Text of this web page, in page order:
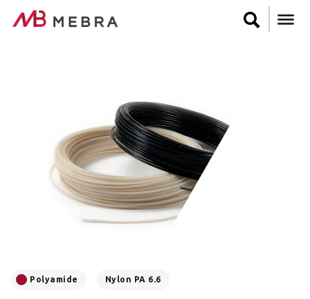
Polyamide Nylon PA 6.6